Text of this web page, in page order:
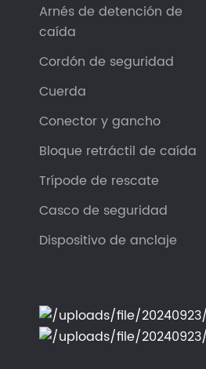
Arnés de detención de
caída
Cordón de seguridad
Cuerda
Conector y gancho
Bloque retráctil de caída
Trípode de rescate
Casco de seguridad
Dispositivo de anclaje